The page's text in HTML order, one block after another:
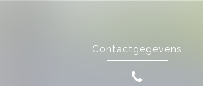
Contactgegevens